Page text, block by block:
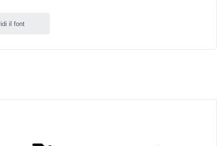
il font